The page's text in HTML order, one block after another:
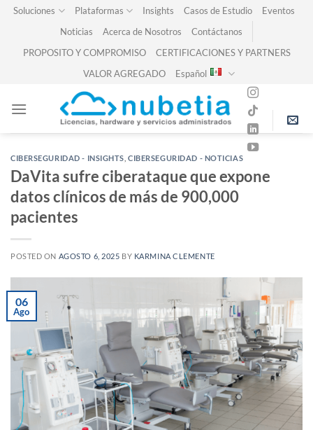
SkipSoluciones Plataformas Insights Casos de Estudio
Eventos
Noticias
Acerca de Nosotros
Contáctanos
PROPOSITO Y COMPROMISO
CERTIFICACIONES Y PARTNERS
VALOR AGREGADO
Español
CIBERSEGURIDAD - INSIGHTS ,CIBERSEGURIDAD - NOTICIAS
DaVita sufre ciberataque que expone
datos clínicos de más de 900,000
pacientes
POSTED ON AGOSTO 6, 2025 BY KARMINA CLEMENTE
06
Ago